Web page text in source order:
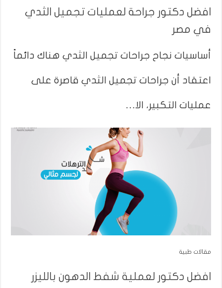
افضل دكتور جراحة لعمليات تجميل الثدي
في مصر
أساسيات نجاح جراحات تجميل الثدي هناك دائماً
اعتقاد أن جراحات تجميل الثدي قاصرة على
عمليات التكبير، الا…
مقالات طبية
افضل دكتور لعملية شفط الدهون بالليزر